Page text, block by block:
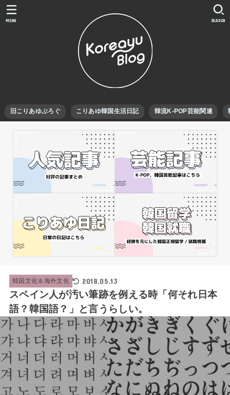
旧こりあゆぶろぐ こりあゆ韓国生活日記 韓流K-POP芸能関連
SEARCH
MENU
韓国文化＆海外文化 2018.05.13
スペイン人が汚い筆跡を例える時「何それ日本
語？韓国語？」と言うらしい。